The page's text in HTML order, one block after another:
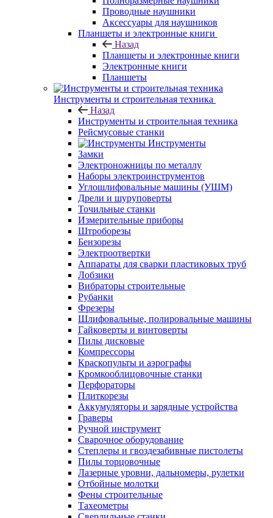
Проводные наушники
Аксессуары для наушников
Планшеты и электронные книги
Назад
Планшеты и электронные книги
Электронные книги
Планшеты
Инструменты и строительная техника
Назад
Инструменты и строительная техника
Рейсмусовые станки
Инструменты
Замки
Электроножницы по металлу
Наборы электроинструментов
Углошлифовальные машины (УШМ)
Дрели и шуруповерты
Точильные станки
Измерительные приборы
Штроборезы
Бензорезы
Электроотвертки
Аппараты для сварки пластиковых труб
Лобзики
Вибраторы строительные
Рубанки
Фрезеры
Шлифовальные, полировальные машины
Гайковерты и винтоверты
Пилы дисковые
Компрессоры
Краскопульты и аэрографы
Кромкооблицовочные станки
Перфораторы
Плиткорезы
Аккумуляторы и зарядные устройства
Граверы
Ручной инструмент
Сварочное оборудование
Степлеры и гвоздезабивные пистолеты
Пилы торцовочные
Лазерные уровни, дальномеры, рулетки
Отбойные молотки
Фены строительные
Тахеометры